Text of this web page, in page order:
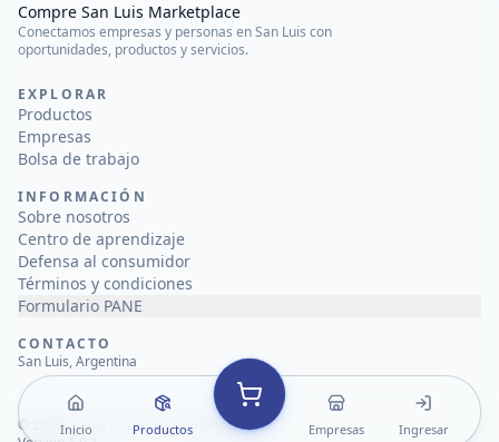
Inicio Productos Empresas Ingresar
Compre San Luis Marketplace
Conectamos empresas y personas en San Luis con
oportunidades, productos y servicios.
EXPLORAR
Productos
Empresas
Bolsa de trabajo
INFORMACIÓN
Sobre nosotros
Centro de aprendizaje
Defensa al consumidor
Términos y condiciones
Formulario PANE
CONTACTO
San Luis, Argentina
© 2026Compre San Luis Marketplace